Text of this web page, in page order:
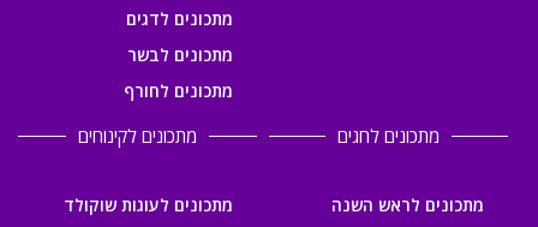
מתכונים לדגים
מתכונים לבשר
מתכונים לחורף
מתכונים לחגים
מתכונים לראש השנה
מתכונים לקינוחים
מתכונים לעוגות שוקולד